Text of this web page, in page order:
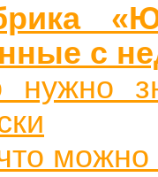
с
нужно
можно